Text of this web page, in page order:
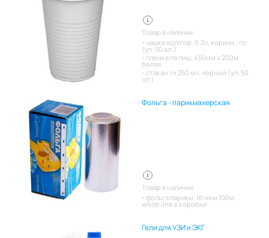
Товар в наличии:
чашка хол/гор, 0.2л, коричн., пп
(уп. 50 шт.)
пленка пэ пищ. 450мм х 200м
белая
стакан гн 250 мл. черный (уп. 50
шт.)
Фольга - парикмахерская
Товар в наличии:
фольга парикм. 16 мкм 100м.
white line в коробке
Гели для УЗИ и ЭКГ